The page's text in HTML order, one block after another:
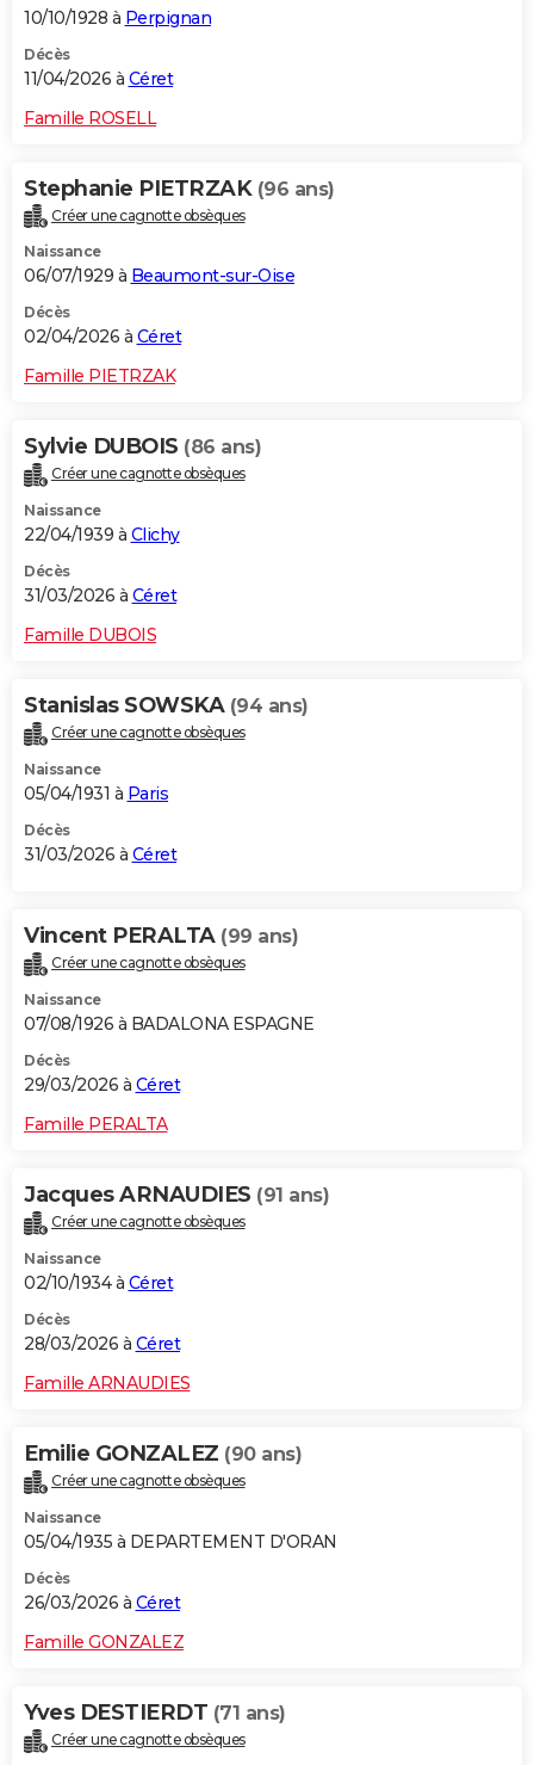
10/10/1928 à Perpignan
Décès
11/04/2026 à Céret
Famille ROSELL
Stephanie PIETRZAK (96 ans)
Créer une cagnotte obsèques
Naissance
06/07/1929 à Beaumont-sur-Oise
Décès
02/04/2026 à Céret
Famille PIETRZAK
Sylvie DUBOIS (86 ans)
Créer une cagnotte obsèques
Naissance
22/04/1939 à Clichy
Décès
31/03/2026 à Céret
Famille DUBOIS
Stanislas SOWSKA (94 ans)
Créer une cagnotte obsèques
Naissance
05/04/1931 à Paris
Décès
31/03/2026 à Céret
Vincent PERALTA (99 ans)
Créer une cagnotte obsèques
Naissance
07/08/1926 à BADALONA ESPAGNE
Décès
29/03/2026 à Céret
Famille PERALTA
Jacques ARNAUDIES (91 ans)
Créer une cagnotte obsèques
Naissance
02/10/1934 à Céret
Décès
28/03/2026 à Céret
Famille ARNAUDIES
Emilie GONZALEZ (90 ans)
Créer une cagnotte obsèques
Naissance
05/04/1935 à DEPARTEMENT D'ORAN
Décès
26/03/2026 à Céret
Famille GONZALEZ
Yves DESTIERDT (71 ans)
Créer une cagnotte obsèques